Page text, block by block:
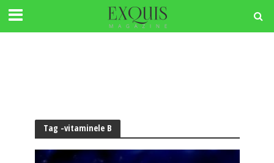
Tag -vitaminele B